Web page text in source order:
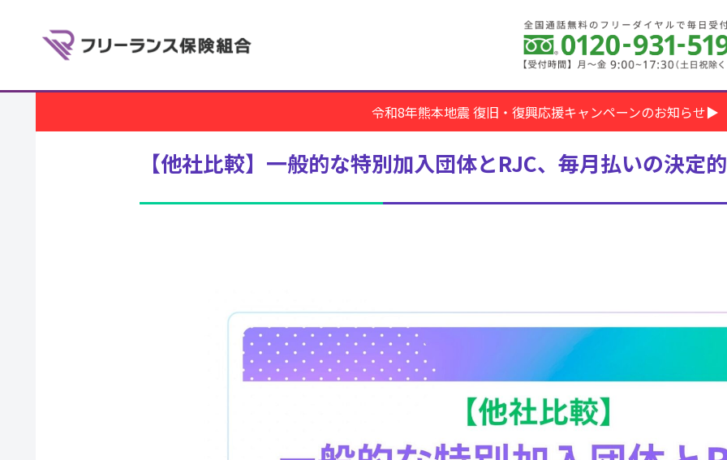
令和8年熊本地震 復旧・復興応援キャンペーンのお知らせ▶
【他社比較】一般的な特別加入団体とRJC、毎月払いの決定